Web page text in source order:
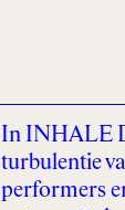
In INHALE
turbulentie
performers